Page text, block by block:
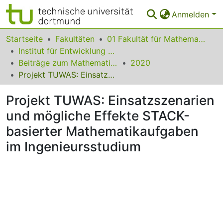
Anmelden
Bereiche & Sammlungen
Das gesamte Repositorium
Statistiken
FAQ
Leitlinien
Zurück zur Startseite
Startseite Fakultäten
01 Fakultät für Mathematik
Institut für Entwicklung und Erforschung des Mathematikunterrichts
Beiträge zum Mathematikunterricht
2020
Projekt TUWAS: Einsatzszenarien und mögliche Effekte STACK-basierter Mathematikaufgaben im Ingenieursstudium
Projekt TUWAS: Einsatzszenarien
und mögliche Effekte STACK-
basierter Mathematikaufgaben
im Ingenieursstudium